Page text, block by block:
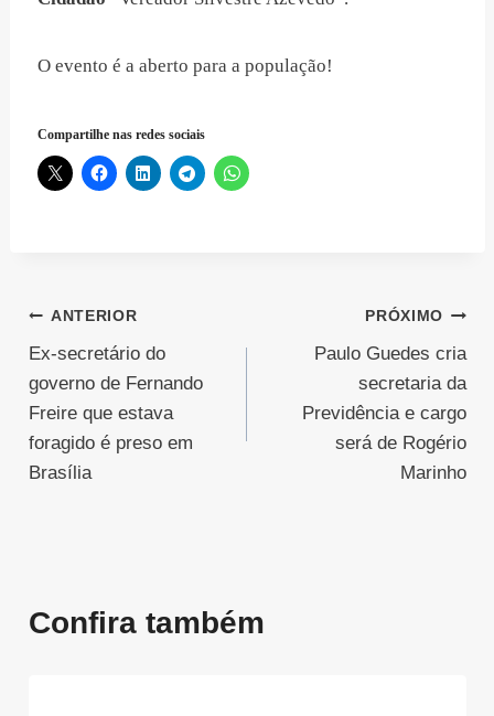
O evento é a aberto para a população!
Compartilhe nas redes sociais
Navegação
de
Post
ANTERIOR
Ex-secretário do
governo de Fernando
Freire que estava
foragido é preso em
Brasília
PRÓXIMO
Paulo Guedes cria
secretaria da
Previdência e cargo
será de Rogério
Marinho
Confira também